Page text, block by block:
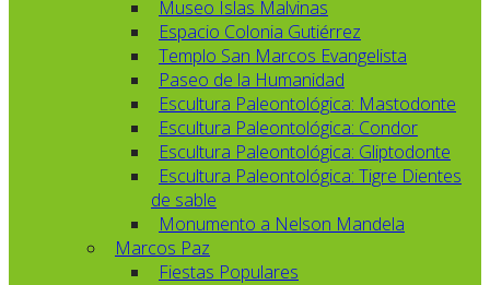
Museo Islas Malvinas
Espacio Colonia Gutiérrez
Templo San Marcos Evangelista
Paseo de la Humanidad
Escultura Paleontológica: Mastodonte
Escultura Paleontológica: Condor
Escultura Paleontológica: Gliptodonte
Escultura Paleontológica: Tigre Dientes
de sable
Monumento a Nelson Mandela
Marcos Paz
Fiestas Populares